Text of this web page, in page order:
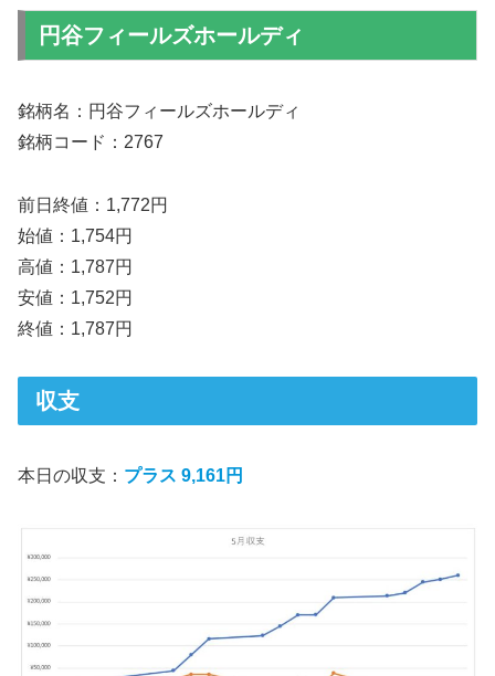
円谷フィールズホールディ
銘柄名：円谷フィールズホールディ
銘柄コード：2767
前日終値：1,772円
始値：1,754円
高値：1,787円
安値：1,752円
終値：1,787円
収支
本日の収支： プラス 9,161円